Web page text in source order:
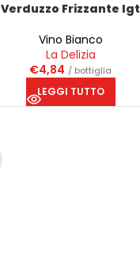
Verduzzo Frizzante Igt
Vino Bianco
La Delizia
€4,84 / bottiglia
LEGGI TUTTO